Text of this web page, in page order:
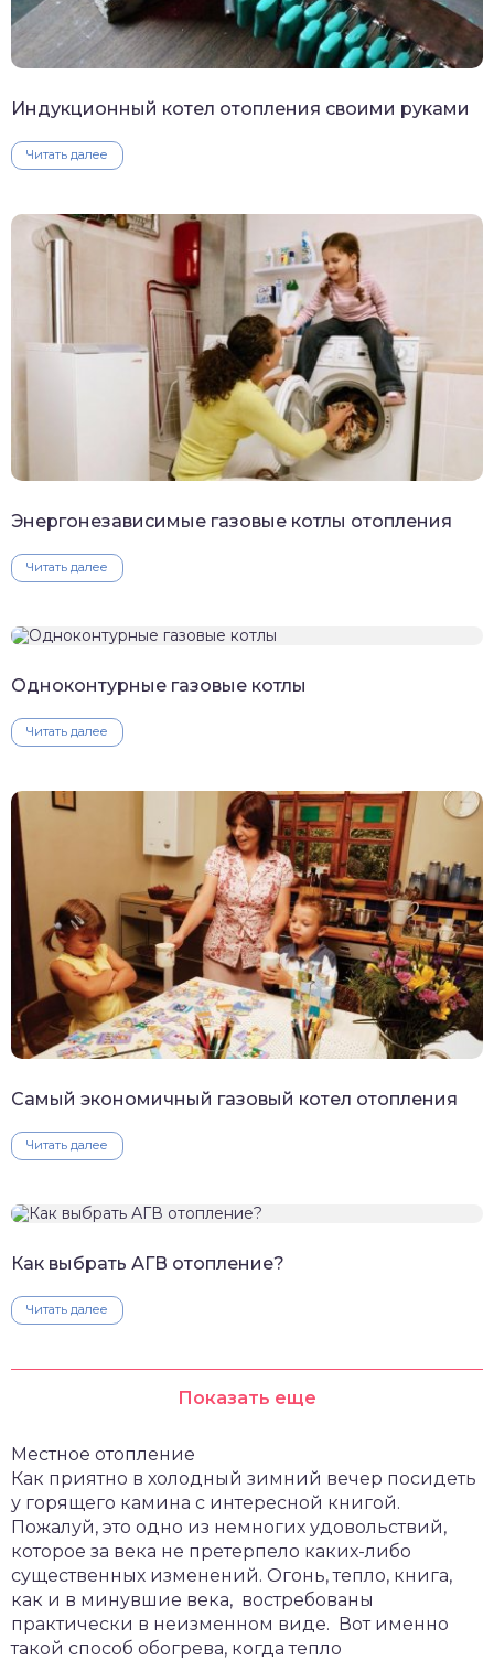
Индукционный котел отопления своими руками
Читать далее
Энергонезависимые газовые котлы отопления
Читать далее
Одноконтурные газовые котлы
Читать далее
Самый экономичный газовый котел отопления
Читать далее
Как выбрать АГВ отопление?
Читать далее
Показать еще
Местное отопление
Как приятно в холодный зимний вечер посидеть
у горящего камина с интересной книгой.
Пожалуй, это одно из немногих удовольствий,
которое за века не претерпело каких-либо
существенных изменений. Огонь, тепло, книга,
как и в минувшие века, востребованы
практически в неизменном виде. Вот именно
такой способ обогрева, когда тепло